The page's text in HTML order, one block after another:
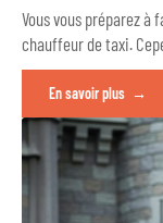
Vous vous préparez à
chauffeur de taxi.
En savoir plus